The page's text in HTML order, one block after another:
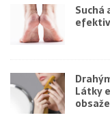
Suchá
Látky